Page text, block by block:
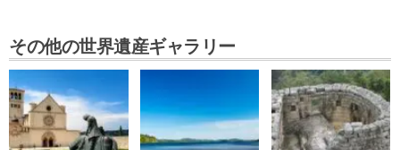
その他の世界遺産ギャラリー